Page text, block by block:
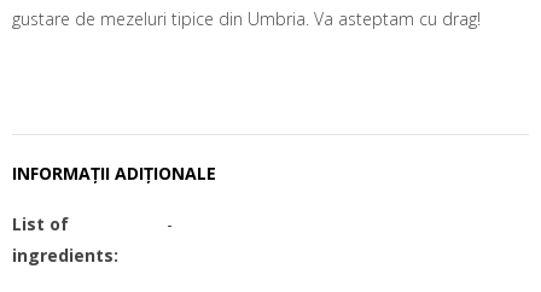
gustare de mezeluri tipice din Umbria. Va asteptam cu drag!
INFORMAȚII ADIȚIONALE
List of
ingredients:
-